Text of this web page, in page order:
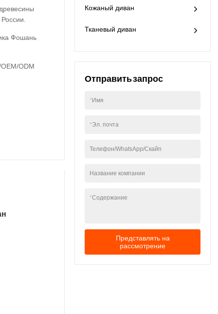
Фошань
ODM
260*100*75 см
Кожаный диван
Тканевый диван
Отправить запрос
*Имя
*Эл. почта
Телефон/WhatsApp/Скайп
Название компании
*Содержание
Представлять на
рассмотрение